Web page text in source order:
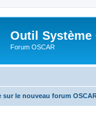
Outil Système
Forum OSCAR
sur le nouveau forum